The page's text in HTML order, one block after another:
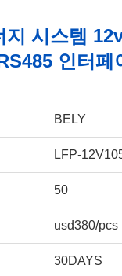
지 시스템
인터페
BELY
LFP-
50
usd380/pcs
30DAYS